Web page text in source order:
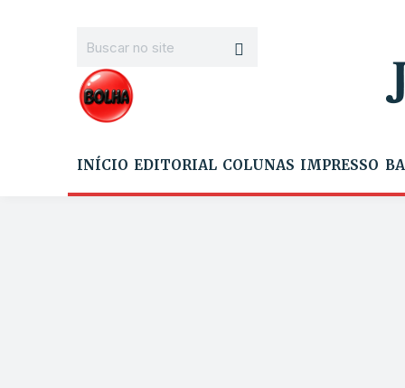
INÍCIO EDITORIAL COLUNAS IMPRESSO